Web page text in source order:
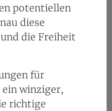
potentiellen
diese
die Freiheit
für
ein winziger,
richtige